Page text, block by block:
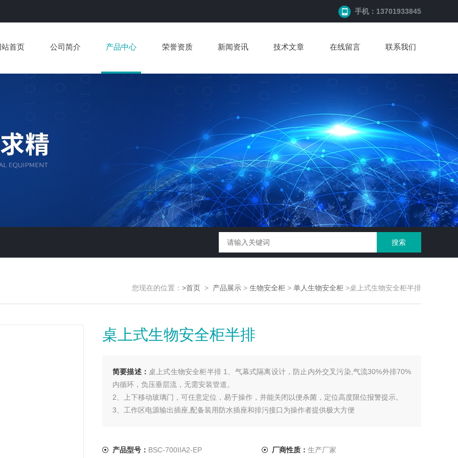
手机：13701933845
站首页 公司简介 产品中心 荣誉资质 新闻资讯 技术文章 在线留言 联系我们
您现在的位置： >首页 > 产品展示 > 生物安全柜 > 单人生物安全柜 >桌上式生物安全柜半排
桌上式生物安全柜半排
简要描述： 桌上式生物安全柜半排 1、气幕式隔离设计，防止内外交叉污染,气流30%外排70%
内循环，负压垂层流，无需安装管道。
2、上下移动玻璃门，可任意定位，易于操作，并能关闭以便杀菌，定位高度限位报警提示。
3、工作区电源输出插座,配备装用防水插座和排污接口为操作者提供极大方便
产品型号： BSC-700IIA2-EP 厂商性质： 生产厂家